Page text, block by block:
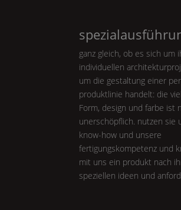
ganz gleich, ob es sich um
individuellen
um die gestaltung einer
produktlinie handelt: die
Form, design und farbe ist
unerschöpflich. nutzen sie
know-how und unsere
fertigungskompetenz und
mit uns ein produkt nach
speziellen ideen und